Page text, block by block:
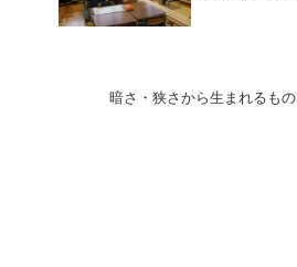
暗さ・狭さから生まれるもの